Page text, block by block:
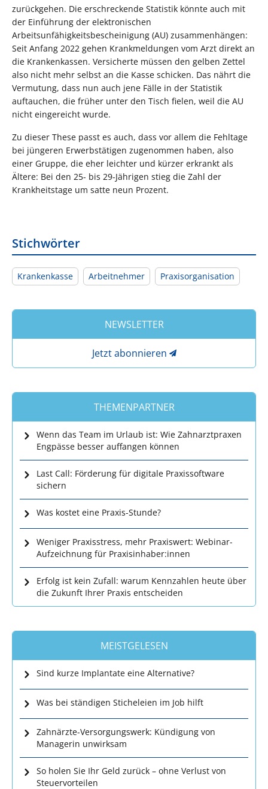
zurückgehen. Die erschreckende Statistik könnte auch mit
der Einführung der elektronischen
Arbeitsunfähigkeitsbescheinigung (AU) zusammenhängen:
Seit Anfang 2022 gehen Krankmeldungen vom Arzt direkt an
die Krankenkassen. Versicherte müssen den gelben Zettel
also nicht mehr selbst an die Kasse schicken. Das nährt die
Vermutung, dass nun auch jene Fälle in der Statistik
auftauchen, die früher unter den Tisch fielen, weil die AU
nicht eingereicht wurde.
Zu dieser These passt es auch, dass vor allem die Fehltage
bei jüngeren Erwerbstätigen zugenommen haben, also
einer Gruppe, die eher leichter und kürzer erkrankt als
Ältere: Bei den 25- bis 29-Jährigen stieg die Zahl der
Krankheitstage um satte neun Prozent.
Stichwörter
Krankenkasse Arbeitnehmer Praxisorganisation
NEWSLETTER
Jetzt abonnieren
THEMENPARTNER
Wenn das Team im Urlaub ist: Wie Zahnarztpraxen
Engpässe besser auffangen können
Last Call: Förderung für digitale Praxissoftware
sichern
Was kostet eine Praxis-Stunde?
Weniger Praxisstress, mehr Praxiswert: Webinar-
Aufzeichnung für Praxisinhaber:innen
Erfolg ist kein Zufall: warum Kennzahlen heute über
die Zukunft Ihrer Praxis entscheiden
MEISTGELESEN
Sind kurze Implantate eine Alternative?
Was bei ständigen Sticheleien im Job hilft
Zahnärzte-Versorgungswerk: Kündigung von
Managerin unwirksam
So holen Sie Ihr Geld zurück – ohne Verlust von
Steuervorteilen